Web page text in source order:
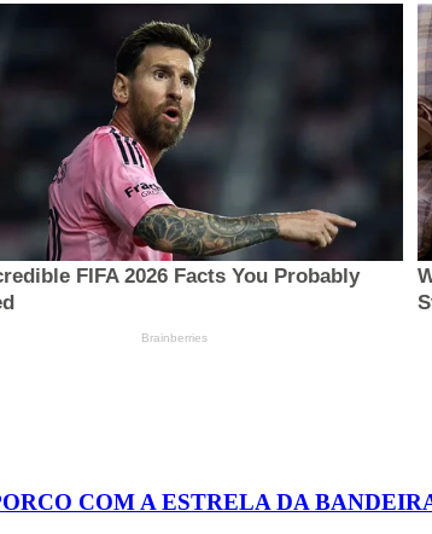
COM A ESTRELA DA